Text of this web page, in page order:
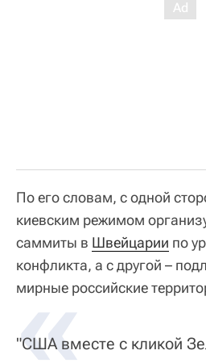
По его словам, с одной
киевским режимом
саммиты в Швейцарии по
конфликта, а с другой –
мирные российские
«
"США вместе с кликой